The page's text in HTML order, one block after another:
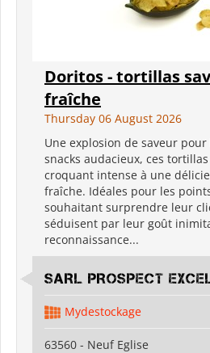
Doritos - tortillas
fraîche
Thursday 06 August 2026
Une explosion de saveur
snacks audacieux, ces
croquant intense à une
fraîche. Idéales pour les
souhaitant surprendre leur
séduisent par leur goût
reconnaissance...
SARL PROSPECT
Mydestockage
63560 - Neuf Eglise